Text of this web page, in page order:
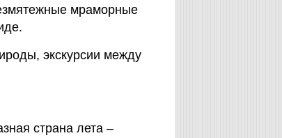
мраморные
экскурсии между
страна лета –